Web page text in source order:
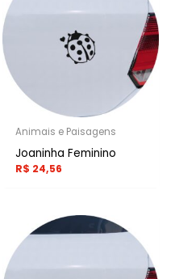
Animais e Paisagens
Joaninha Feminino
R$ 24,56